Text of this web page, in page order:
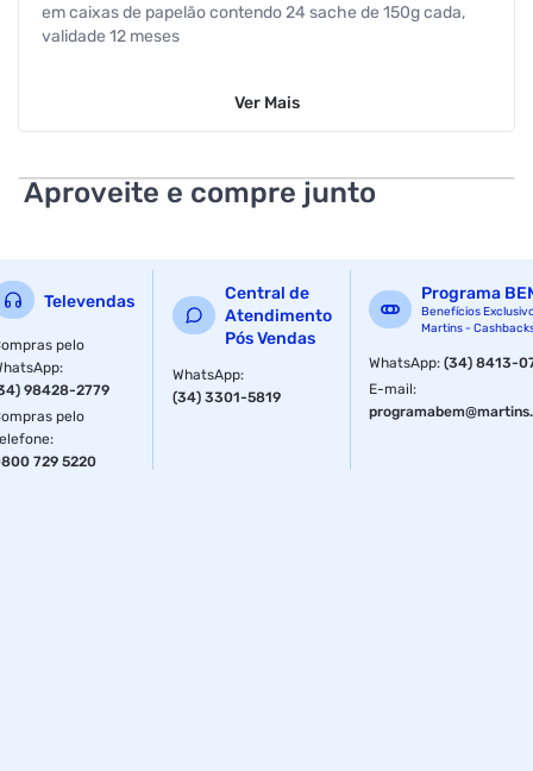
em caixas de papelão contendo 24 sache de 150g cada,
validade 12 meses
Ver Mais
Aproveite e compre junto
Televendas
pelo
:
98428-2779
pelo
:
729 5220
Central de
Atendimento
Pós Vendas
WhatsApp:
(34) 3301-5819
Programa
Benefícios
Martins -
WhatsApp:(34) 8413-
E-mail: